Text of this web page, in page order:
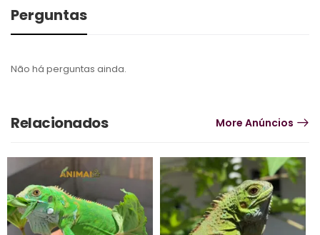
Perguntas
Não há perguntas ainda.
Relacionados More Anúncios